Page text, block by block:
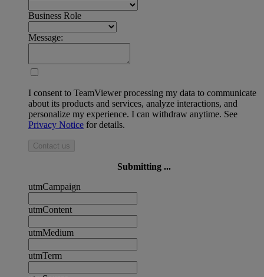
Business Role
Message:
I consent to TeamViewer processing my data to communicate
about its products and services, analyze interactions, and
personalize my experience. I can withdraw anytime. See
Privacy Notice for details.
Contact us
Submitting ...
utmCampaign
utmContent
utmMedium
utmTerm